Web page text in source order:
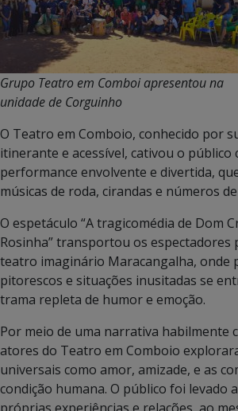
Grupo Teatro em Comboi apresentou na
unidade de Corguinho
O Teatro em Comboio, conhecido por
itinerante e acessível, cativou o público
performance envolvente e divertida,
músicas de roda, cirandas e números
O espetáculo “A tragicomédia de Dom
Rosinha” transportou os espectadores
teatro imaginário Maracangalha, onde
pitorescos e situações inusitadas se
trama repleta de humor e emoção.
Por meio de uma narrativa habilmente
atores do Teatro em Comboio
universais como amor, amizade, e as
condição humana. O público foi levado